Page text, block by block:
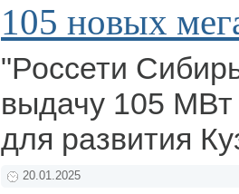
105 новых
"Россети
выдачу 105
для развития
20.01.2025